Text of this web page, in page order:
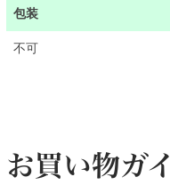
包装
不可